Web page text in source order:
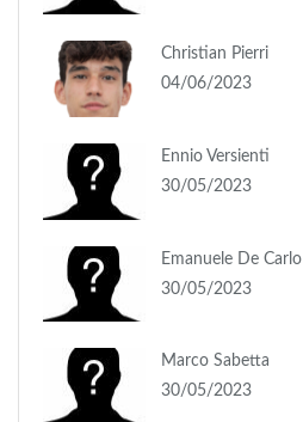
Christian Pierri
04/06/2023
Ennio Versienti
30/05/2023
Emanuele De Carlo
30/05/2023
Marco Sabetta
30/05/2023